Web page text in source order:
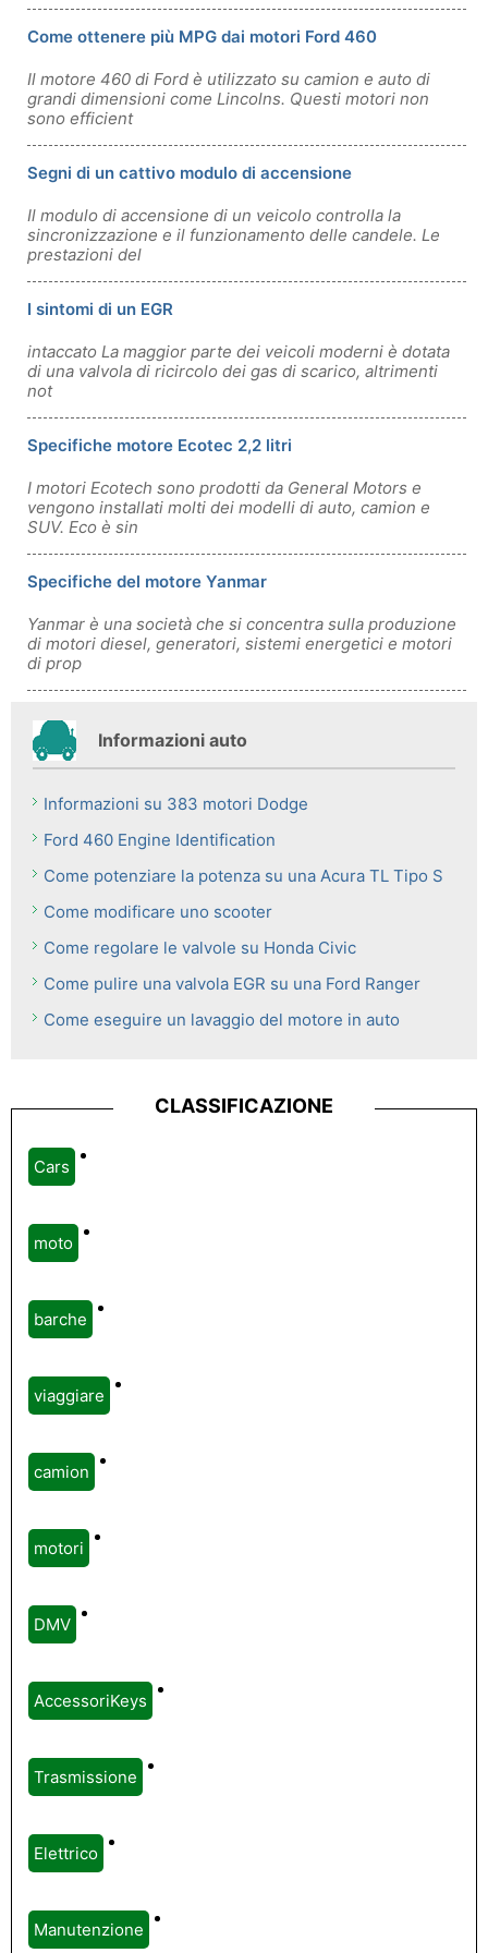
Come ottenere più MPG dai motori Ford 460
Il motore 460 di Ford è utilizzato su camion e auto di
grandi dimensioni come Lincolns. Questi motori non
sono efficient
Segni di un cattivo modulo di accensione
Il modulo di accensione di un veicolo controlla la
sincronizzazione e il funzionamento delle candele. Le
prestazioni del
I sintomi di un EGR
intaccato La maggior parte dei veicoli moderni è dotata
di una valvola di ricircolo dei gas di scarico, altrimenti
not
Specifiche motore Ecotec 2,2 litri
I motori Ecotech sono prodotti da General Motors e
vengono installati molti dei modelli di auto, camion e
SUV. Eco è sin
Specifiche del motore Yanmar
Yanmar è una società che si concentra sulla produzione
di motori diesel, generatori, sistemi energetici e motori
di prop
Informazioni auto
Informazioni su 383 motori Dodge
Ford 460 Engine Identification
Come potenziare la potenza su una Acura TL Tipo S
Come modificare uno scooter
Come regolare le valvole su Honda Civic
Come pulire una valvola EGR su una Ford Ranger
Come eseguire un lavaggio del motore in auto
CLASSIFICAZIONE
Cars
moto
barche
viaggiare
camion
motori
DMV
AccessoriKeys
Trasmissione
Elettrico
Manutenzione